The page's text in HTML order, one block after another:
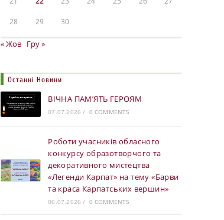
28 29 30
« Жов Гру »
Останні Новини
ВІЧНА ПАМ’ЯТЬ ГЕРОЯМ
07.07.2026 / 0 COMMENTS
Роботи учасників обласного
конкурсу образотворчого та
декоративного мистецтва
«Легенди Карпат» на тему «Барви
та краса Карпатських вершин»
06.07.2026 / 0 COMMENTS